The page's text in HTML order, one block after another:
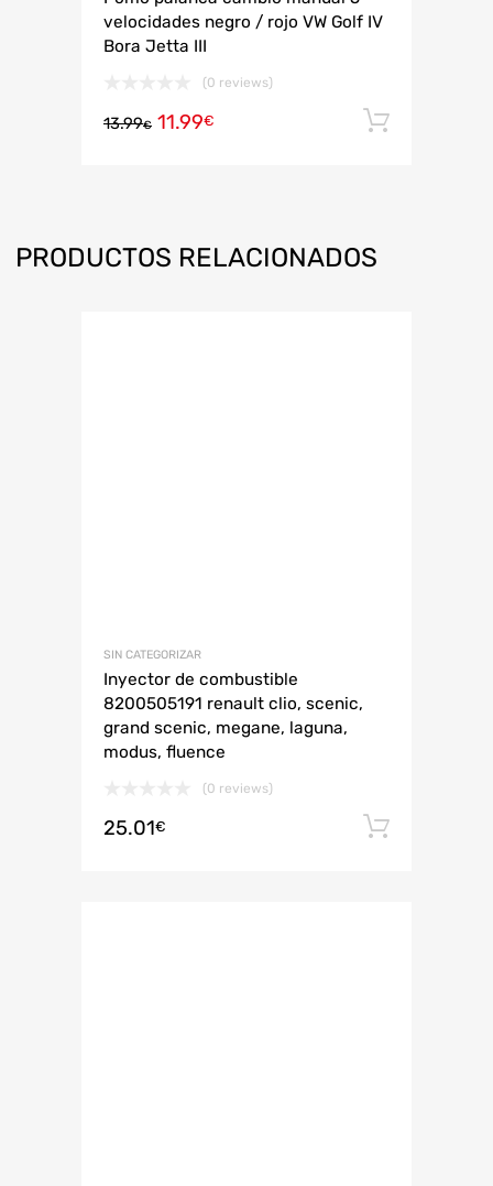
velocidades negro / rojo VW Golf IV
Bora Jetta III
(0 reviews)
13.99€ 11.99€
PRODUCTOS RELACIONADOS
SIN CATEGORIZAR
Inyector de combustible
8200505191 renault clio, scenic,
grand scenic, megane, laguna,
modus, fluence
(0 reviews)
25.01€